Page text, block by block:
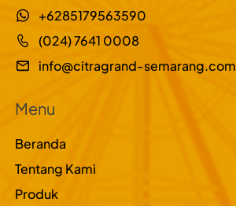
+6285179563590
(024) 7641 0008
info@citragrand-semarang.com
Menu
Beranda
Tentang Kami
Produk